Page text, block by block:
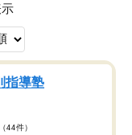
指導塾
（44件）